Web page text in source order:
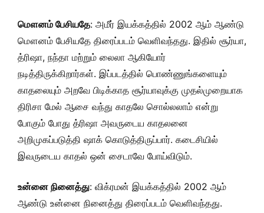
மௌனம் பேசியதே: அமீர் இயக்கத்தில் 2002 ஆம் ஆண்டு
மௌனம் பேசியதே திரைப்படம் வெளிவந்தது. இதில் சூர்யா,
த்ரிஷா, நந்தா மற்றும் லைலா ஆகியோர்
நடித்திருக்கிறார்கள். இப்படத்தில் பொண்ணுங்களையும்
காதலையும் அறவே பிடிக்காத சூர்யாவுக்கு முதல்முறையாக
திரிசா மேல் ஆசை வந்து காதலே சொல்லலாம் என்று
போகும் போது த்ரிஷா அவருடைய காதலனை
அறிமுகப்படுத்தி ஷாக் கொடுத்திருப்பார். கடைசியில்
இவருடைய காதல் ஒன் சைடாவே போய்விடும்.
உன்னை நினைத்து: விக்ரமன் இயக்கத்தில் 2002 ஆம்
ஆண்டு உன்னை நினைத்து திரைப்படம் வெளிவந்தது.